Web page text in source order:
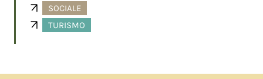
SOCIALE
TURISMO